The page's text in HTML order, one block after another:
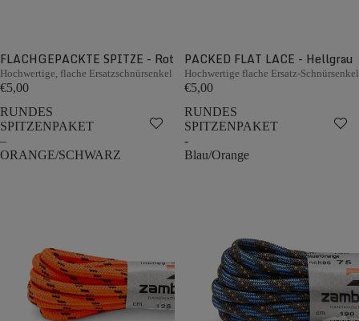
FLACHGEPACKTE SPITZE - Rot
Hochwertige, flache Ersatzschnürsenkel
€5,00
PACKED FLAT LACE - Hellgrau
Hochwertige flache Ersatz-Schnürsenkel
€5,00
RUNDES
SPITZENPAKET
–
ORANGE/SCHWARZ
RUNDES
SPITZENPAKET
-
Blau/Orange